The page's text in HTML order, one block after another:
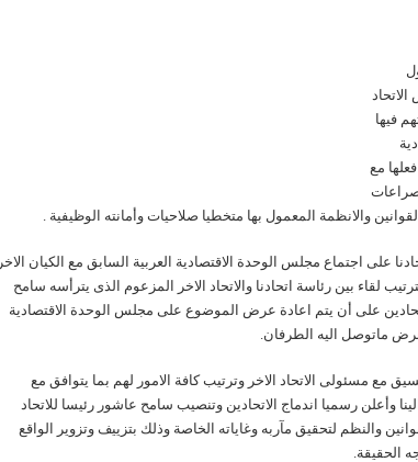
فيها
مع
والانظمة المعمول بها متخطيا صلاحيات وأمانته الوظيفية .
على اجتماع مجلس الوحدة الاقتصادية العربية السابق مع الكيان الاخر
لقاء بين رئاسة اتحادنا والاتحاد الاخر المزعوم الذى يترأسه سامح
على أن يتم اعادة عرض الموضوع على مجلس الوحدة الاقتصادية
ماتوصل اليه الطرفان.
مع مسئولى الاتحاد الاخر وترتيب كافة الامور لهم بما يتوافق مع
وأعلن رسميا اندماج الاتحادين وتنصيب سامح عاشور رئيسا للاتحاد
والنظم لتحقيق مآربه وغاياته الخاصة وذلك بتزييف وتزوير الواقع
الحقيقة.